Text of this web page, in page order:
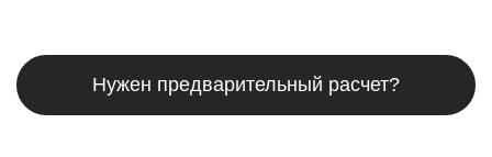
Нужен предварительный расчет?